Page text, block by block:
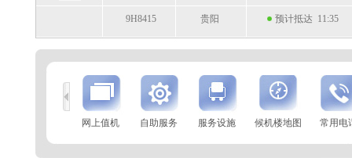
9H8415 贵阳 预计抵达 11:35
到
航空公司 航班号 到达城市
起飞时间
网上值机 自助服务 服务设施 候机楼地图 常用电